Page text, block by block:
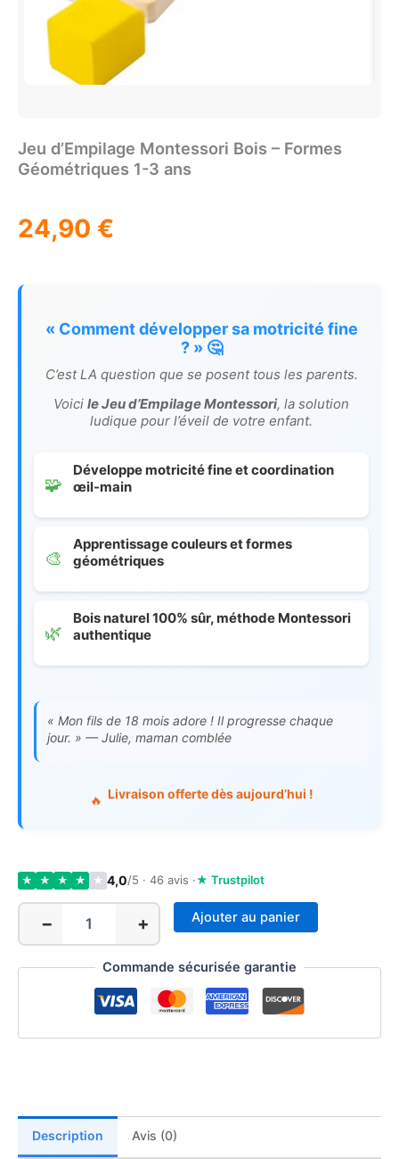
Jeu d’Empilage Montessori Bois – Formes
Géométriques 1-3 ans
24,90 €
« Comment développer sa motricité fine
? » 🤔
C’est LA question que se posent tous les parents.
Voici le Jeu d’Empilage Montessori, la solution
ludique pour l’éveil de votre enfant.
🧩
Développe motricité fine et coordination
œil-main
🎨
Apprentissage couleurs et formes
géométriques
🌿
Bois naturel 100% sûr, méthode Montessori
authentique
« Mon fils de 18 mois adore ! Il progresse chaque
jour. » — Julie, maman comblée
🔥 Livraison offerte dès aujourd’hui !
★ ★ ★ ★ ★ 4,0/5 · 46 avis ·★ Trustpilot
−
quantité
de
Jeu
-
ans
+ Ajouter au panier
Commande sécurisée garantie
Description Avis (0)